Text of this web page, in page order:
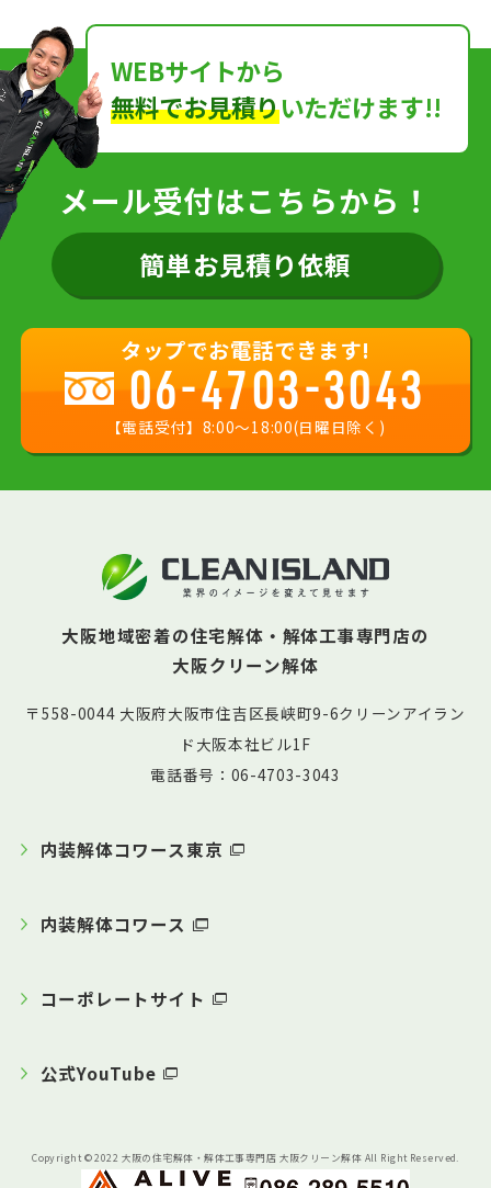
WEBサイトから
無料でお見積りいただけます!!
メール受付はこちらから！
簡単お見積り依頼
タップでお電話できます!
06-4703-3043
【電話受付】8:00〜18:00(日曜日除く)
大阪地域密着の住宅解体・解体工事専門店の
大阪クリーン解体
〒558-0044 大阪府大阪市住吉区長峡町9-6クリーンアイラン
ド大阪本社ビル1F
電話番号：06-4703-3043
内装解体コワース東京
内装解体コワース
コーポレートサイト
公式YouTube
Copyright © 2022 大阪の住宅解体・解体工事専門店 大阪クリーン解体 All Right Reserved.